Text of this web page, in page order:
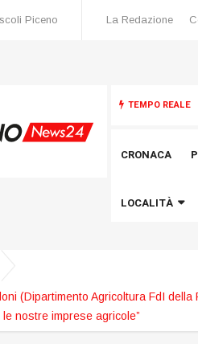
Piceno La Redazione
TEMPO REALE
CRONACA
LOCALITÀ
(Dipartimento Agricoltura FdI
nostre imprese agricole”